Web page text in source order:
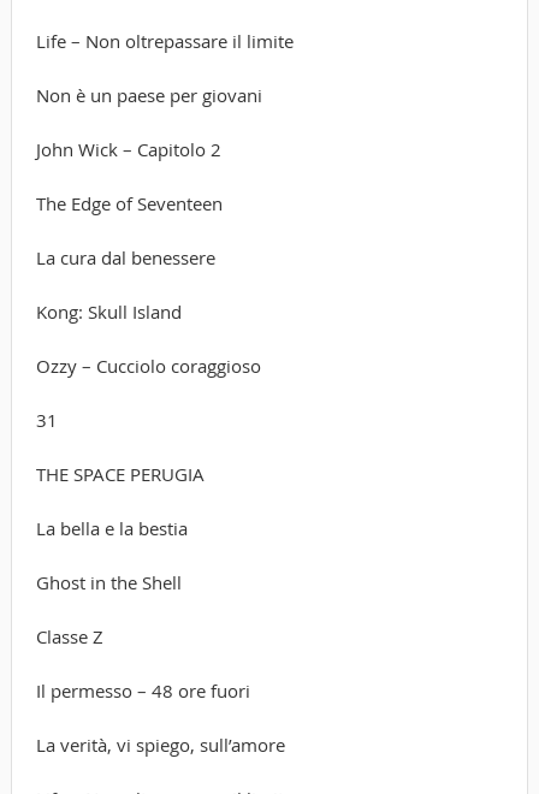
Life – Non oltrepassare il limite
Non è un paese per giovani
John Wick – Capitolo 2
The Edge of Seventeen
La cura dal benessere
Kong: Skull Island
Ozzy – Cucciolo coraggioso
31
THE SPACE PERUGIA
La bella e la bestia
Ghost in the Shell
Classe Z
Il permesso – 48 ore fuori
La verità, vi spiego, sull’amore